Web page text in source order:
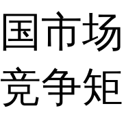
市场
争矩